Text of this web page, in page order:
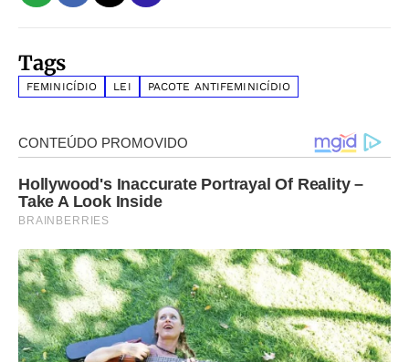
Tags
FEMINICÍDIO LEI PACOTE ANTIFEMINICÍDIO